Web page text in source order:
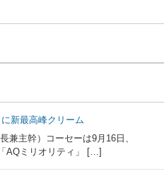
新最高峰クリーム
兼主幹）コーセーは9月16日、
AQミリオリティ」 […]